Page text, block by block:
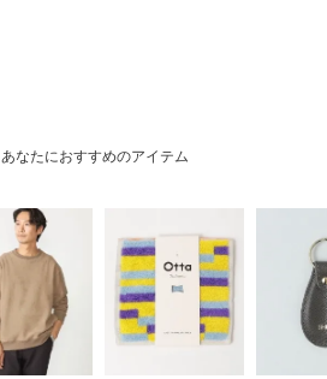
あなたにおすすめのアイテム